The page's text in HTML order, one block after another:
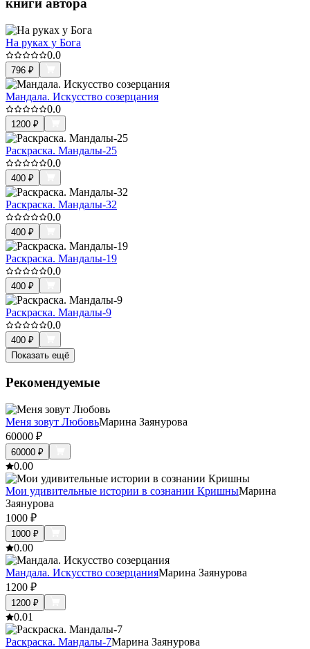
книги автора
На руках у Бога
0.0
796 ₽
Мандала. Искусство созерцания
0.0
1200 ₽
Раскраска. Мандалы-25
0.0
400 ₽
Раскраска. Мандалы-32
0.0
400 ₽
Раскраска. Мандалы-19
0.0
400 ₽
Раскраска. Мандалы-9
0.0
400 ₽
Показать ещё
Рекомендуемые
Меня зовут ЛюбовьМарина Заянурова
60000 ₽
60000 ₽
0.00
Мои удивительные истории в сознании КришныМарина
Заянурова
1000 ₽
1000 ₽
0.00
Мандала. Искусство созерцанияМарина Заянурова
1200 ₽
1200 ₽
0.01
Раскраска. Мандалы-7Марина Заянурова